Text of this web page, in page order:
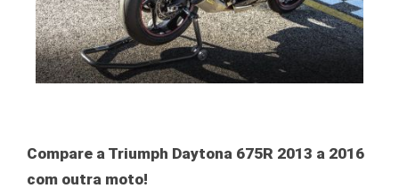
Compare a Triumph Daytona 675R 2013 a 2016
com outra moto!